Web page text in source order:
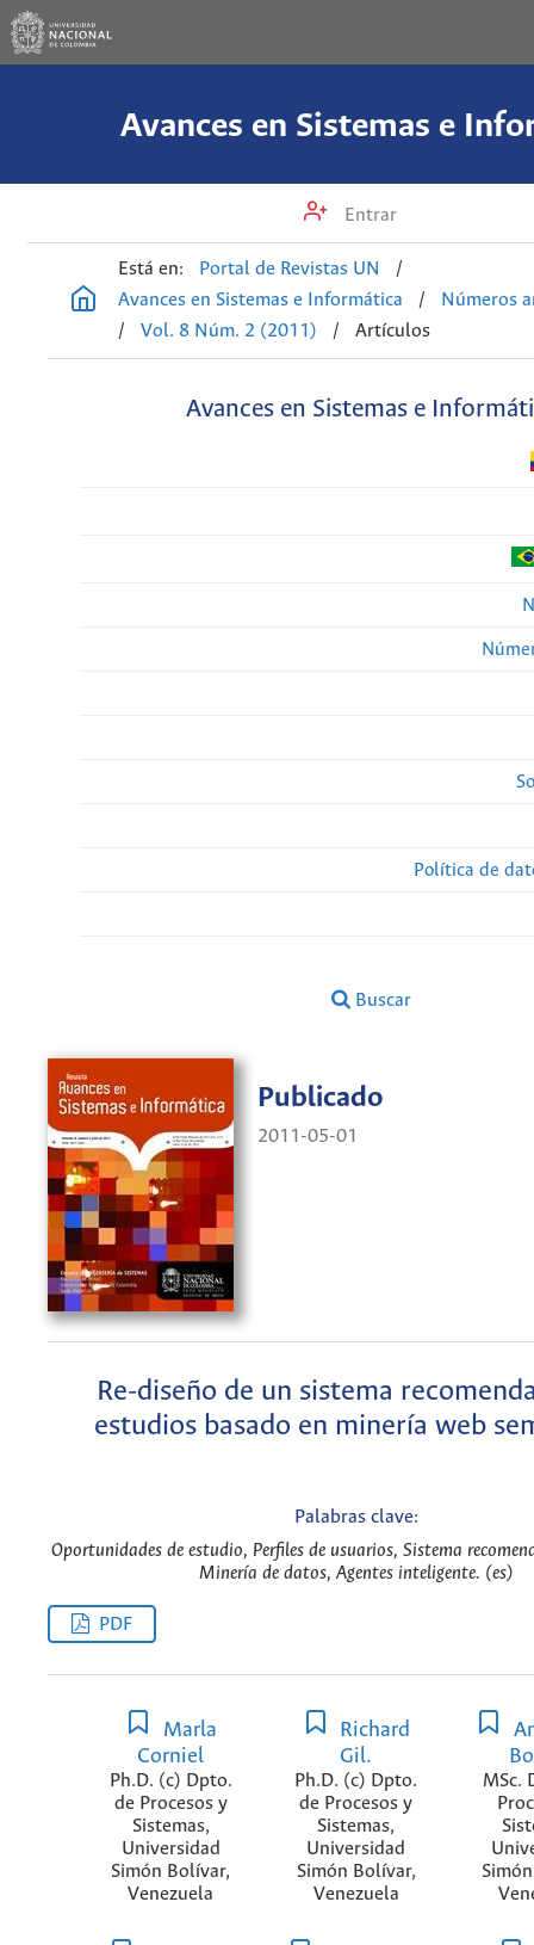
Avances en Sistemas e
Entrar
Está en: Portal de Revistas UN
/
Avances en Sistemas e Informática
/
Números
/
Vol. 8 Núm. 2 (2011) / Artículos
Avances en Sistemas e
Política de
Buscar
Publicado
2011-05-01
Re-diseño de un sistema
estudios basado en minería web
Palabras clave:
Oportunidades de estudio, Perfiles de usuarios, Sistema
Minería de datos, Agentes inteligente. (es)
PDF
Marla
Corniel
Ph.D. (c) Dpto.
de Procesos y
Sistemas,
Universidad
Simón Bolívar,
Venezuela
Richard
Gil.
Ph.D. (c) Dpto.
de Procesos y
Sistemas,
Universidad
Simón Bolívar,
Venezuela
MSc.